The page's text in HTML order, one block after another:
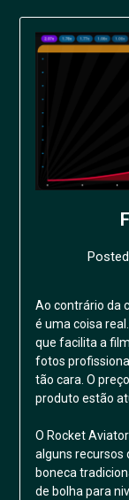
Ao contrário da
é uma coisa
que facilita a
fotos
tão cara. O
produto estão
O Rocket
alguns recursos
boneca
de bolha para